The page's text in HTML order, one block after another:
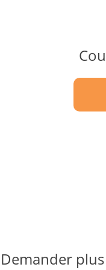
Demander